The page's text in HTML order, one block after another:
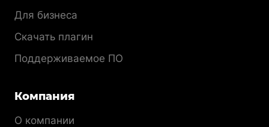
Для бизнеса
Скачать плагин
Поддерживаемое ПО
Компания
О компании